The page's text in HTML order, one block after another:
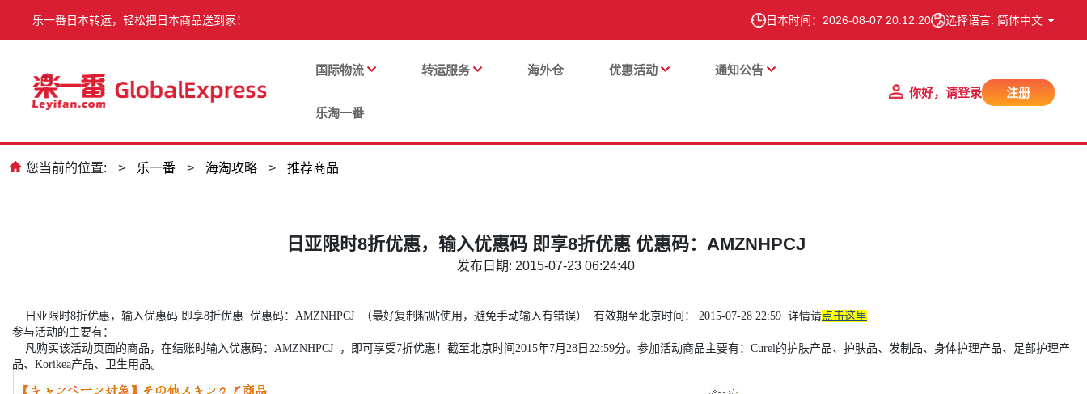
乐一番日本转运，轻松把日本商品送到家！ 日本时间： 2026-08-07 20:12:21 选择语言: 简体中文
国际物流 转运服务 海外仓 优惠活动 通知公告
乐淘一番
你好，请登录 注册
您当前的位置: > 乐一番 > 海淘攻略 > 推荐商品
日亚限时8折优惠，输入优惠码 即享8折优惠 优惠码：AMZNHPCJ
发布日期: 2015-07-23 06:24:40
日亚限时8折优惠，输入优惠码 即享8折优惠 优惠码：AMZNHPCJ （最好复制粘贴使用，避免手动输入有错误） 有效期至北京时间： 2015-07-28 22:59 详情请点击这里
参与活动的主要有：
凡购买该活动页面的商品，在结账时输入优惠码：AMZNHPCJ ，即可享受7折优惠！截至北京时间2015年7月28日22:59分。参加活动商品主要有：Curel的护肤产品、护肤品、发制品、身体护理产品、足部护理产
品、Korikea产品、卫生用品。